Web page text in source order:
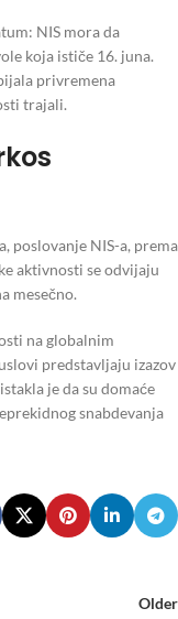
NIS mora da
koja ističe 16. juna.
privremena
trajali.
poslovanje NIS-a, prema
aktivnosti se odvijaju
mesečno.
na globalnim
predstavljaju izazov
je da su domaće
snabdevanja
Older